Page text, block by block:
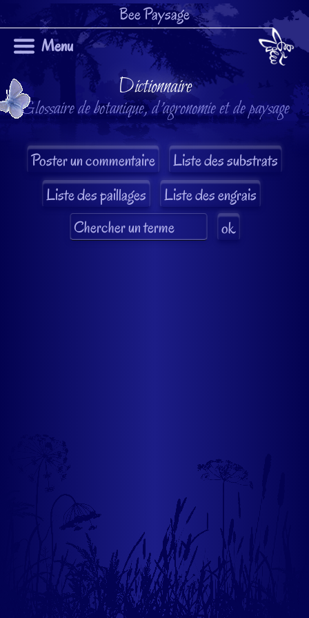
Bee Paysage
Menu
Dictionnaire
Glossaire de botanique, d'agronomie et de paysage
Liste des substrats
Liste des paillages
Liste des engrais